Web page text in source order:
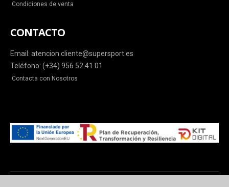
Condiciones de venta
CONTACTO
Email: atencion.cliente@supersport.es
Teléfono: (+34) 956 52 41 01
Contacta con Nosotros